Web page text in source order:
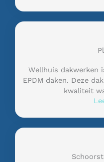
Wellhuis dakwerken
EPDM daken. Deze
kwaliteit